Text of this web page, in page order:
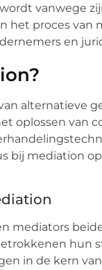
vanwege
het proces
en
alternatieve
oplossen van
bij mediation
mediators
hun
in de kern